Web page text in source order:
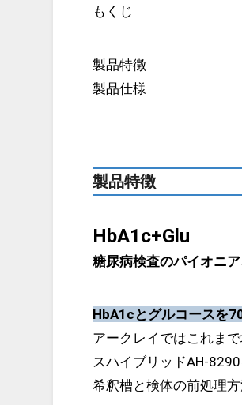
もくじ
製品特徴
製品仕様
製品特徴
HbA1c+Glu
糖尿病検査のパイオニ
HbA1cとグルコースを
アークレイではこれま
スハイブリッドAH-
希釈槽と検体の前処理